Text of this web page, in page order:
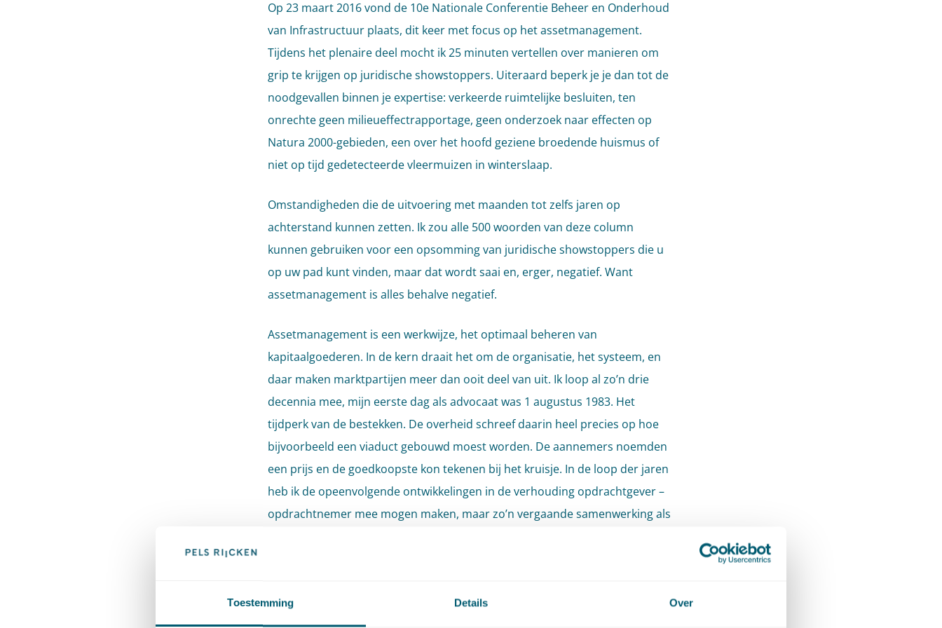
Toestemming Details Over
Op 23 maart 2016 vond de 10e Nationale Conferentie Beheer en Onderhoud
van Infrastructuur plaats, dit keer met focus op het assetmanagement.
Tijdens het plenaire deel mocht ik 25 minuten vertellen over manieren om
grip te krijgen op juridische showstoppers. Uiteraard beperk je je dan tot de
noodgevallen binnen je expertise: verkeerde ruimtelijke besluiten, ten
onrechte geen milieueffectrapportage, geen onderzoek naar effecten op
Natura 2000-gebieden, een over het hoofd geziene broedende huismus of
niet op tijd gedetecteerde vleermuizen in winterslaap.
Omstandigheden die de uitvoering met maanden tot zelfs jaren op
achterstand kunnen zetten. Ik zou alle 500 woorden van deze column
kunnen gebruiken voor een opsomming van juridische showstoppers die u
op uw pad kunt vinden, maar dat wordt saai en, erger, negatief. Want
assetmanagement is alles behalve negatief.
Assetmanagement is een werkwijze, het optimaal beheren van
kapitaalgoederen. In de kern draait het om de organisatie, het systeem, en
daar maken marktpartijen meer dan ooit deel van uit. Ik loop al zo’n drie
decennia mee, mijn eerste dag als advocaat was 1 augustus 1983. Het
tijdperk van de bestekken. De overheid schreef daarin heel precies op hoe
bijvoorbeeld een viaduct gebouwd moest worden. De aannemers noemden
een prijs en de goedkoopste kon tekenen bij het kruisje. In de loop der jaren
heb ik de opeenvolgende ontwikkelingen in de verhouding opdrachtgever –
opdrachtnemer mee mogen maken, maar zo’n vergaande samenwerking als
Assetmanagement bestaat uit een zestal stappen: Beleid & Strategie,